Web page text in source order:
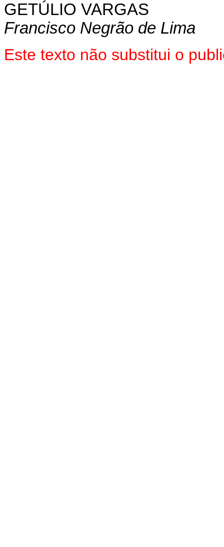
GETÚLIO VARGAS
Francisco Negrão de Lima
Este texto não substitui o